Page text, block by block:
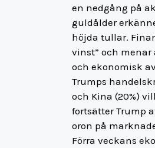
en nedgång på
guldålder
höjda tullar.
vinst” och
och ekonomisk
Trumps
och Kina (20%)
fortsätter Trump
oron på
Förra veckans